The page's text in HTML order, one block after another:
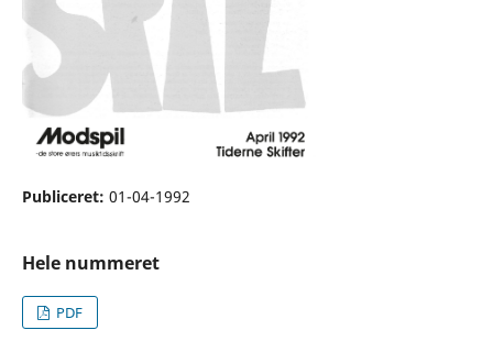
Publiceret: 01-04-1992
Hele nummeret
PDF